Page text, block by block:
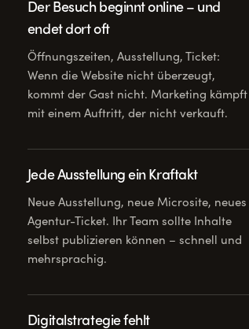
Der Besuch beginnt online – und
endet dort oft
Öffnungszeiten, Ausstellung, Ticket:
Wenn die Website nicht überzeugt,
kommt der Gast nicht. Marketing kämpft
mit einem Auftritt, der nicht verkauft.
Jede Ausstellung ein Kraftakt
Neue Ausstellung, neue Microsite, neues
Agentur-Ticket. Ihr Team sollte Inhalte
selbst publizieren können – schnell und
mehrsprachig.
Digitalstrategie fehlt